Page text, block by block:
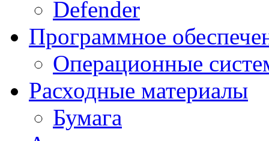
Defender
Программное
Операционные
Расходные материалы
Бумага